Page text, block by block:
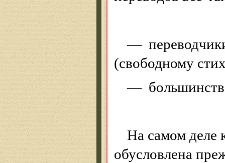
—
(свободному
—
На самом деле
обусловлена